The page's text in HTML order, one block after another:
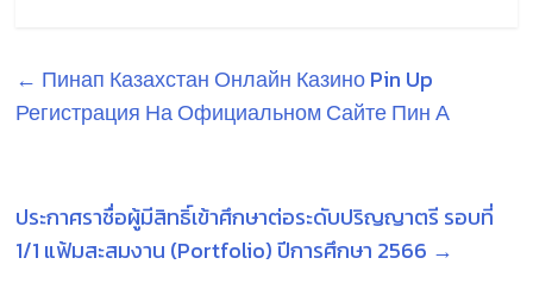
← Пинап Казахстан Онлайн Казино Pin Up
Регистрация На Официальном Сайте Пин А
ประกาศราชื่อผู้มีสิทธิ์เข้าศึกษาต่อระดับปริญญาตรี รอบที่
1/1 แฟ้มสะสมงาน (Portfolio) ปีการศึกษา 2566 →